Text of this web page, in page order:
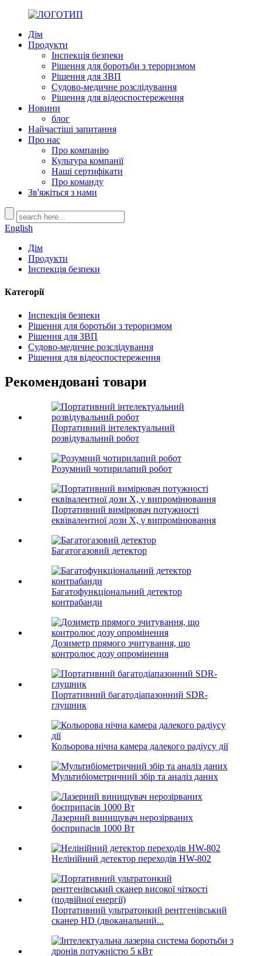
Дім
Продукти
Інспекція безпеки
Рішення для боротьби з тероризмом
Рішення для ЗВП
Судово-медичне розслідування
Рішення для відеоспостереження
Новини
блог
Найчастіші запитання
Про нас
Про компанію
Культура компанії
Наші сертифікати
Про команду
Зв'яжіться з нами
English
Дім
Продукти
Інспекція безпеки
Категорії
Інспекція безпеки
Рішення для боротьби з тероризмом
Рішення для ЗВП
Судово-медичне розслідування
Рішення для відеоспостереження
Рекомендовані товари
Портативний інтелектуальний
розвідувальний робот
Розумний чотирилапий робот
Портативний вимірювач потужності
еквівалентної дози X, γ випромінювання
Багатогазовий детектор
Багатофункціональний детектор
контрабанди
Дозиметр прямого зчитування, що
контролює дозу опромінення
Портативний багатодіапазонний SDR-
глушник
Кольорова нічна камера далекого радіусу дії
Мультибіометричний збір та аналіз даних
Лазерний винищувач нерозірваних
боєприпасів 1000 Вт
Нелінійний детектор переходів HW-802
Портативний ультратонкий рентгенівський
сканер HD (двоканальний...